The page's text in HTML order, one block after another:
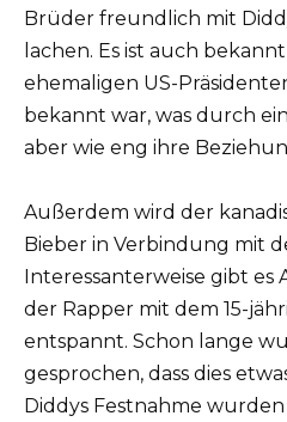
Brüder freundlich mit
lachen. Es ist auch
ehemaligen US-
bekannt war, was durch
aber wie eng ihre
Außerdem wird der
Bieber in Verbindung mit
Interessanterweise gibt es
der Rapper mit dem 15-
entspannt. Schon lange
gesprochen, dass dies
Diddys Festnahme